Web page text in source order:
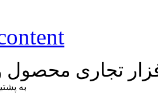
تجاری محصول
به